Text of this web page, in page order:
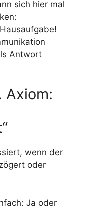
sich hier mal
Antwort
Axiom:
wenn der
oder
Ja oder